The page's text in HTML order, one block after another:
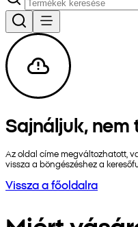
Sajnáljuk,
Az oldal címe megváltozhatott,
vissza a böngészéshez a
Vissza a főoldalra